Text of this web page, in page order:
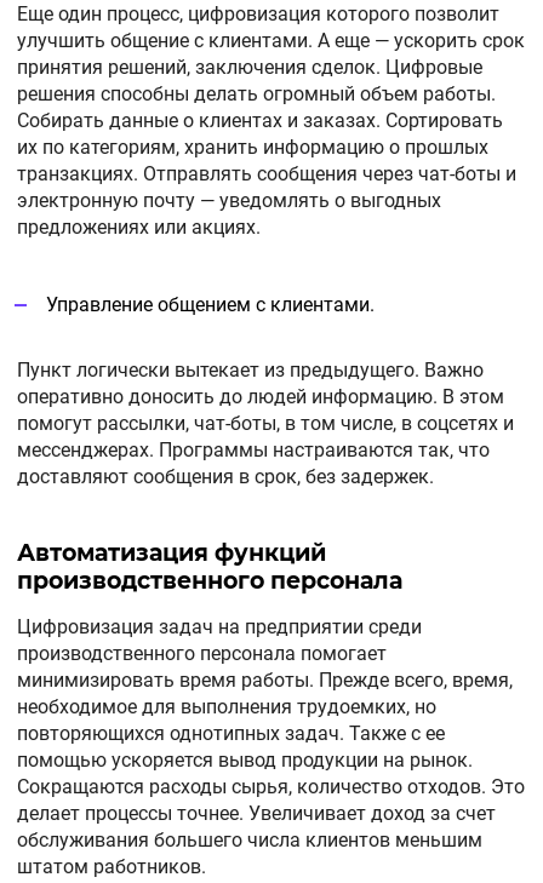
Еще один процесс, цифровизация которого позволит
улучшить общение с клиентами. А еще — ускорить срок
принятия решений, заключения сделок. Цифровые
решения способны делать огромный объем работы.
Собирать данные о клиентах и заказах. Сортировать
их по категориям, хранить информацию о прошлых
транзакциях. Отправлять сообщения через чат-боты и
электронную почту — уведомлять о выгодных
предложениях или акциях.
Управление общением с клиентами.
Пункт логически вытекает из предыдущего. Важно
оперативно доносить до людей информацию. В этом
помогут рассылки, чат-боты, в том числе, в соцсетях и
мессенджерах. Программы настраиваются так, что
доставляют сообщения в срок, без задержек.
Автоматизация функций
производственного персонала
Цифровизация задач на предприятии среди
производственного персонала помогает
минимизировать время работы. Прежде всего, время,
необходимое для выполнения трудоемких, но
повторяющихся однотипных задач. Также с ее
помощью ускоряется вывод продукции на рынок.
Сокращаются расходы сырья, количество отходов. Это
делает процессы точнее. Увеличивает доход за счет
обслуживания большего числа клиентов меньшим
штатом работников.